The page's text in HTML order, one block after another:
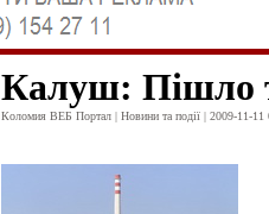
Калуш: Пішло
Коломия ВЕБ Портал | Новини та події | 2009-11-11